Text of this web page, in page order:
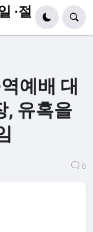
·절
예배 대
, 유혹을
0